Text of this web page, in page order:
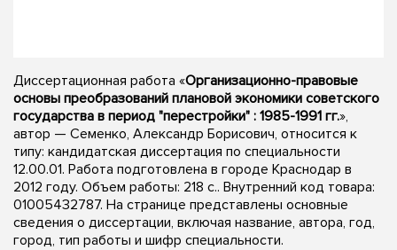
Диссертационная работа «Организационно-правовые
основы преобразований плановой экономики советского
государства в период "перестройки" : 1985-1991 гг.»,
автор — Семенко, Александр Борисович, относится к
типу: кандидатская диссертация по специальности
12.00.01. Работа подготовлена в городе Краснодар в
2012 году. Объем работы: 218 с.. Внутренний код товара:
01005432787. На странице представлены основные
сведения о диссертации, включая название, автора, год,
город, тип работы и шифр специальности.